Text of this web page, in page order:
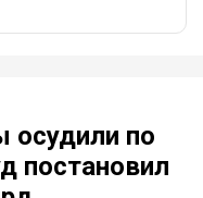
осудили по
постановил